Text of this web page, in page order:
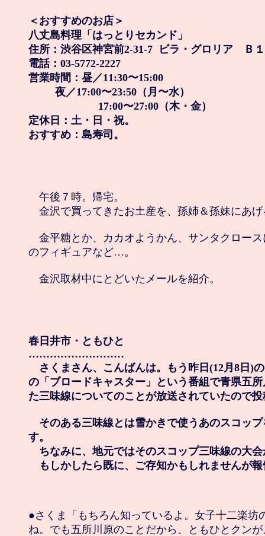
＜おすすめのお店＞
八丈島料理「はっとりセカンド」
住所：渋谷区神宮前2-31-7  ビラ・グロリア　Ｂ
電話：03-5772-2227
営業時間：昼／11:30〜15:00
         夜／17:00〜23:50（月〜水）
17:00〜27:00（木・金）
定休日：土・日・祝。
おすすめ：島寿司。
午後７時。帰宅。
金沢で買ってきたお土産を、孫姉＆孫妹にあげ
金平糖とか、カカオようかん、サンタクロー
のフィギュアなど…。
金沢取材中にとどいたメールを紹介。
春日井市・ともひと
………………………
さくまさん、こんばんは。もう昨日(12月8日)
の「ブロードキャスター」という番組で青県五
た三味線についてのことが放送されていたので
そのある三味線とは雪かきで使うあのスコッ
す。
ちなみに、地元ではそのスコップ三味線の大
もしかしたら既に、ご存知かもしれませんが
●さくま「もちろん知っているよ。女子十二楽坊
ね。でも五所川原のことだから、ともひとクン